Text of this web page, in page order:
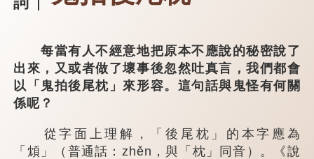
每當有人不經意地把原本不應說的秘密說了
出來，又或者做了壞事後忽然吐真言，我們都會
以「鬼拍後尾枕」來形容。這句話與鬼怪有何關
係呢？
從字面上理解，「後尾枕」的本字應為
「䪴」（普通話：zhěn，與「枕」同音）。《說